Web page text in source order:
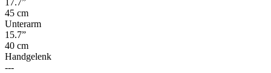
45 cm
Unterarm
15.7”
40 cm
Handgelenk
---